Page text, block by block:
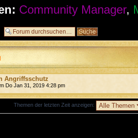
Community Manager,
Angriffsschutz
Do Jan 31, 2019 4:28 pm
Themen der letzten Zeit anzeigen: